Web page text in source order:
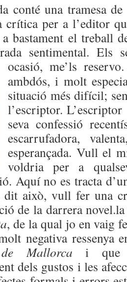
conté una tramesa
per a l’editor
bastament el treball
sentimental. Els
ocasió, me’ls
ambdós, i molt
situació més difícil;
l’escriptor.
seva confessió
escarrufadora,
esperançada. Vull el
voldria per a
Aquí no es tracta
dit això, vull fer una
de la darrera
, de la qual jo en vaig
negativa ressenya
Mallorca i que
dels gustos i les